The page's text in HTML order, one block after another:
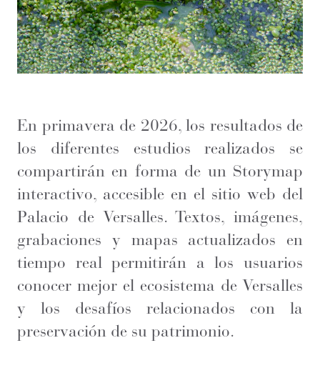
En primavera de 2026, los resultados de
los diferentes estudios realizados se
compartirán en forma de un Storymap
interactivo, accesible en el sitio web del
Palacio de Versalles. Textos, imágenes,
grabaciones y mapas actualizados en
tiempo real permitirán a los usuarios
conocer mejor el ecosistema de Versalles
y los desafíos relacionados con la
preservación de su patrimonio.